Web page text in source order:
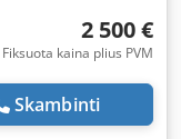
2 500 €
Fiksuota kaina plius PVM
Skambinti